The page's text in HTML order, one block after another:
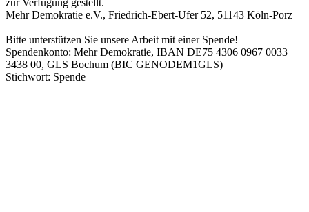
zur Verfügung gestellt.
Mehr Demokratie e.V., Friedrich-Ebert-Ufer 52, 51143 Köln-Porz
Bitte unterstützen Sie unsere Arbeit mit einer Spende!
Spendenkonto: Mehr Demokratie, IBAN DE75 4306 0967 0033
3438 00, GLS Bochum (BIC GENODEM1GLS)
Stichwort: Spende